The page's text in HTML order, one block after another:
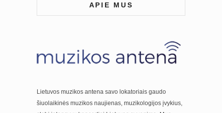
APIE MUS
Lietuvos muzikos antena savo lokatoriais gaudo
šiuolaikinės muzikos naujienas, muzikologijos įvykius,